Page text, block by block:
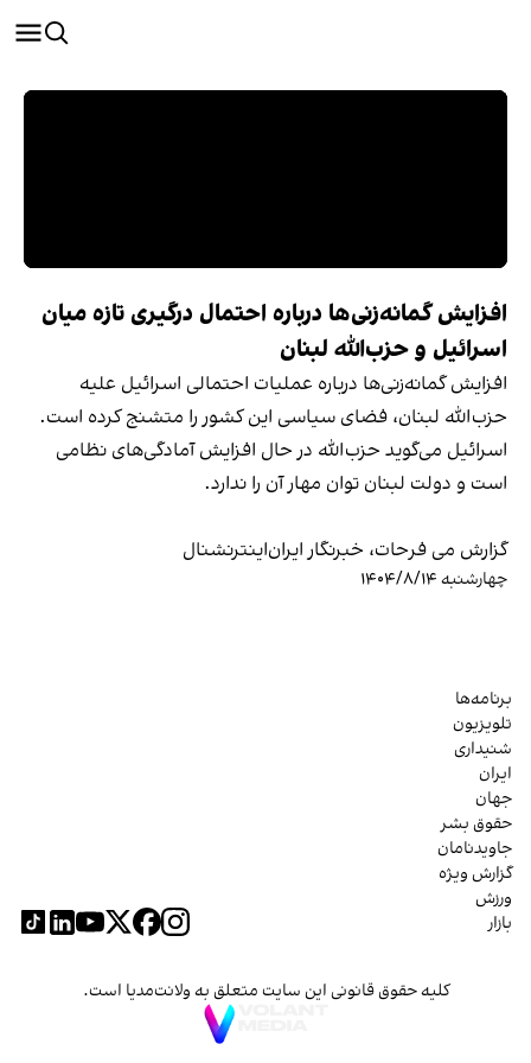
افزایش گمانه‌زنی‌ها درباره احتمال درگیری تازه میان
اسرائیل و حزب‌الله لبنان
افزایش گمانه‌زنی‌ها درباره عملیات احتمالی اسرائیل علیه
حزب‌الله لبنان، فضای سیاسی این کشور را متشنج کرده است.
اسرائیل می‌گوید حزب‌الله در حال افزایش آمادگی‌های نظامی
است و دولت لبنان توان مهار آن را ندارد.
گزارش می فرحات، خبرنگار ایران‌اینترنشنال
چهارشنبه ۱۴۰۴/۸/۱۴
برنامه‌ها
تلویزیون
شنیداری
ایران
جهان
حقوق بشر
جاویدنامان
گزارش ویژه
ورزش
بازار
کلیه حقوق قانونی این سایت متعلق به ولانت‌مدیا است.